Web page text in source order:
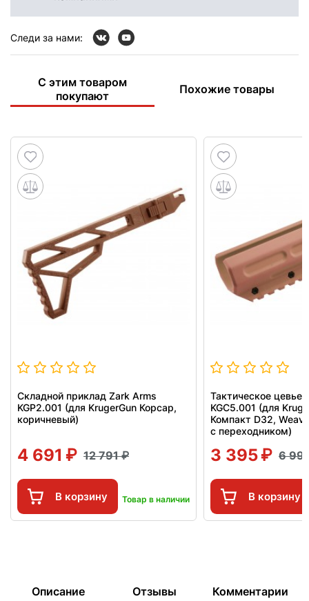
Следи за нами:
С этим товаром
покупают
Похожие товары
Складной приклад Zark Arms
KGP2.001 (для KrugerGun Корсар,
коричневый)
4 691 12 791
В корзину Товар в наличии
Тактическое цевье
KGC5.001 (для
Компакт D32,
с переходником)
3 395 6
В корзину
Описание Отзывы Комментарии